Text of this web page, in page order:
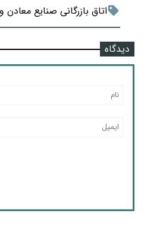
اتاق بازرگانی صنایع
دیدگاه